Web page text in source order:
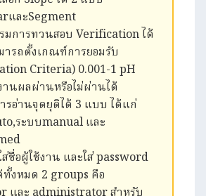
และSegment
มการทวนสอบ Verification ได้
ารถตั้งเกณฑ์การยอมรับ
Criteria) 0.001-1 pH
านผลผ่านหรือไม่ผ่านได้
รอ่านจุดยุติได้ 3 แบบ ได้แก่
ระบบmanual และ
ชื่อผู้ใช้งาน และใส่ password
ทั้งหมด 2 groups คือ